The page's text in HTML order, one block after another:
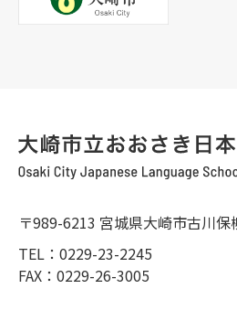
ゲ
ョ
ン
〒989-6213 宮城県大崎市古川保
TEL：0229-23-2245
FAX：0229-26-3005